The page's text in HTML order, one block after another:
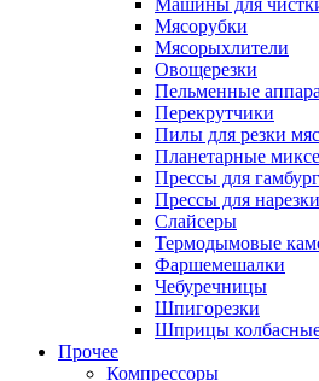
Мясорубки
Мясорыхлители
Овощерезки
Пельменные
Перекрутчики
Пилы для резки
Планетарные
Прессы для
Прессы для нарезки
Слайсеры
Термодымовые
Фаршемешалки
Чебуречницы
Шпигорезки
Шприцы
Прочее
Компрессоры